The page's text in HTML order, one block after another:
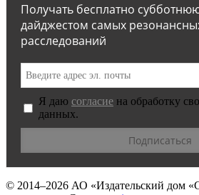
Получать бесплатно
дайджестом самых
расследований
Я даю согласие на обработку
данных.
© 2014–2026 АО «Издательский дом